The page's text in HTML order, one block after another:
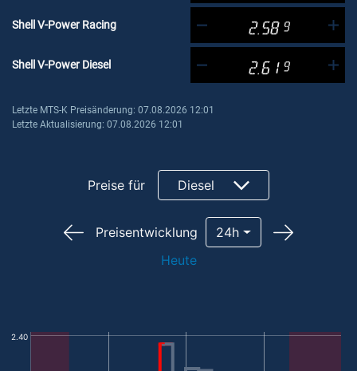
Shell V-Power Racing 2.58 9
Shell V-Power Diesel 2.61 9
Letzte MTS-K Preisänderung: 07.08.2026 12:01
Letzte Aktualisierung: 07.08.2026 12:01
Preise für Diesel
Preisentwicklung
24h
Heute
2.40